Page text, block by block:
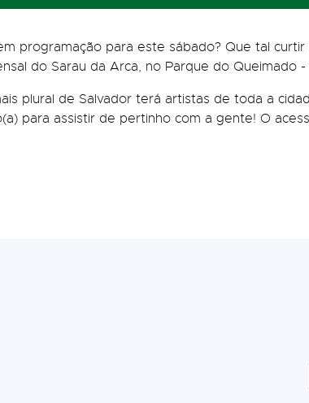
programação para este sábado? Que tal
do Sarau da Arca, no Parque do Queimado
plural de Salvador terá artistas de toda a
para assistir de pertinho com a gente! O